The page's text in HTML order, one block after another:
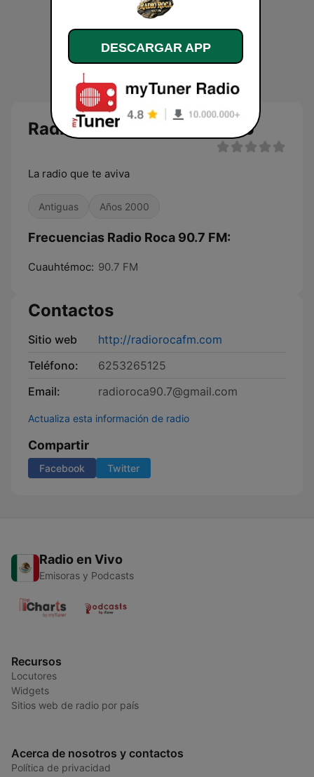
Radio Roca 90.7 FM en vivo
La radio que te aviva
Antiguas Años 2000
Frecuencias Radio Roca 90.7 FM:
Cuauhtémoc: 90.7 FM
Contactos
Sitio web
http://radiorocafm.com
Teléfono:
6253265125
Email:
radioroca90.7@gmail.com
Actualiza esta información de radio
Compartir
Facebook Twitter
Radio en Vivo
Emisoras y Podcasts
Recursos
Locutores
Widgets
Sitios web de radio por país
Acerca de nosotros y contactos
Política de privacidad
DESCARGAR APP